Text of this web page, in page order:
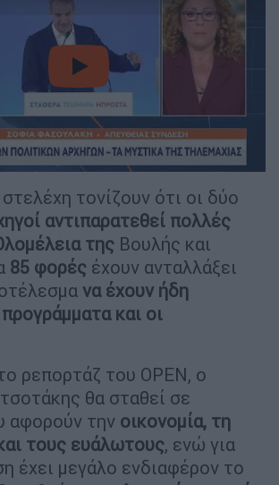
video
τονίζουν ότι οι δύο
αντιπαρατεθεί πολλές
της Βουλής και
85 φορές έχουν ανταλλάξει
να έχουν ήδη
και οι
ρεπορτάζ του OPEN, ο
θα σταθεί σε
αφορούν την οικονομία, τη
τους ευάλωτους, ενώ για
έχει μεγάλο ενδιαφέρον το